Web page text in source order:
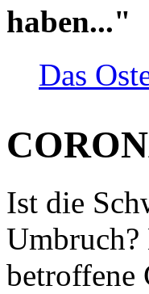
haben..."
Das
Ist die
Umbruch?
betroffene